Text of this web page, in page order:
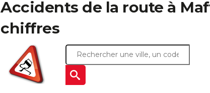
Accidents de la route à
chiffres